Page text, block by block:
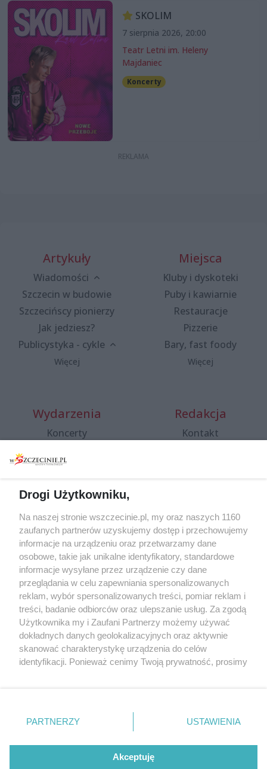
SKOLIM
7 sierpnia 2026, 20:00
Teatr Letni im. Heleny
Majdaniec
Koncerty
Artykuły
Wiadomości
Szczecin w budowie
Szczecińscy pionierzy
Jak jedziesz?
Publicystyka - cykle
Więcej
Miejsca
Kluby i dyskoteki
Puby i kawiarnie
Restauracje
Pizzerie
Bary, fast foody
Więcej
Wydarzenia
Koncerty
Spacery i oprowadzania
targi
Wernisaże
Więcej
Redakcja
Kontakt
Specjalny koncert z okazji
20. urodzin portalu
wSzczecinie.pl
Regulamin konkursów
śniadaniówka "Hej
Szczecin! Jest piątek!"
Partnerzy
Praca Szczecin
© 2026 wSzczecinie.pl
Created by GOD
Drogi Użytkowniku,
Na naszej stronie wszczecinie.pl, my oraz naszych 1160
zaufanych partnerów uzyskujemy dostęp i przechowujemy
informacje na urządzeniu oraz przetwarzamy dane
osobowe, takie jak unikalne identyfikatory, standardowe
informacje wysyłane przez urządzenie czy dane
przeglądania w celu zapewniania spersonalizowanych
reklam, wybór spersonalizowanych treści, pomiar reklam i
treści, badanie odbiorców oraz ulepszanie usług. Za zgodą
Użytkownika my i Zaufani Partnerzy możemy używać
dokładnych danych geolokalizacyjnych oraz aktywnie
skanować charakterystykę urządzenia do celów
identyfikacji. Ponieważ cenimy Twoją prywatność, prosimy
prywatności znajdujący się w lewym dolnym rogu strony
. Niektóre rodzaje przetwarzania danych nie wymagają
takiemu przetwarzaniu. Preferencje będą miały
PARTNERZY USTAWIENIA
Akceptuję